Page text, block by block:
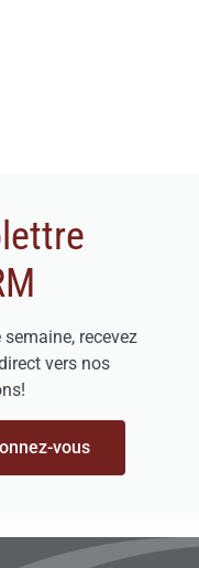
semaine, recevez
vers nos
vous